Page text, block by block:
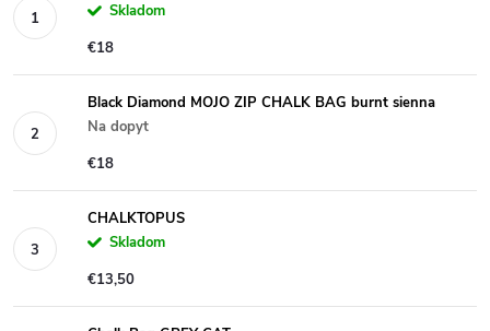
Skladom
€18
Black Diamond MOJO ZIP CHALK BAG burnt sienna
Na dopyt
€18
CHALKTOPUS
Skladom
€13,50